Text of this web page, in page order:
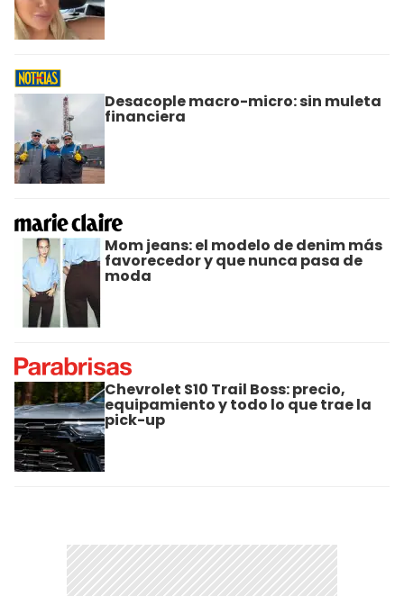
Desacople macro-micro: sin muleta
financiera
Mom jeans: el modelo de denim más
favorecedor y que nunca pasa de
moda
Chevrolet S10 Trail Boss: precio,
equipamiento y todo lo que trae la
pick-up